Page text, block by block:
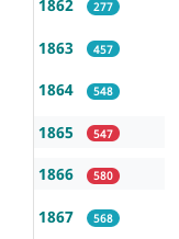
1862 277
1863 457
1864 548
1865 547
1866 580
1867 568